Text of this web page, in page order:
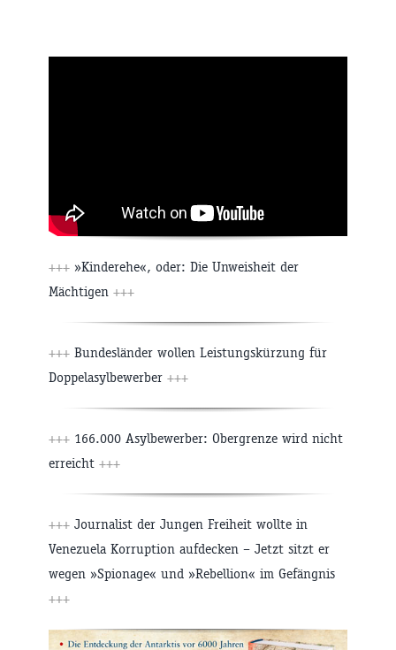
+++ »Kinderehe«, oder: Die Unweisheit der
Mächtigen +++
+++ Bundesländer wollen Leistungskürzung für
Doppelasylbewerber +++
+++ 166.000 Asylbewerber: Obergrenze wird nicht
erreicht +++
+++ Journalist der Jungen Freiheit wollte in
Venezuela Korruption aufdecken – Jetzt sitzt er
wegen »Spionage« und »Rebellion« im Gefängnis
+++